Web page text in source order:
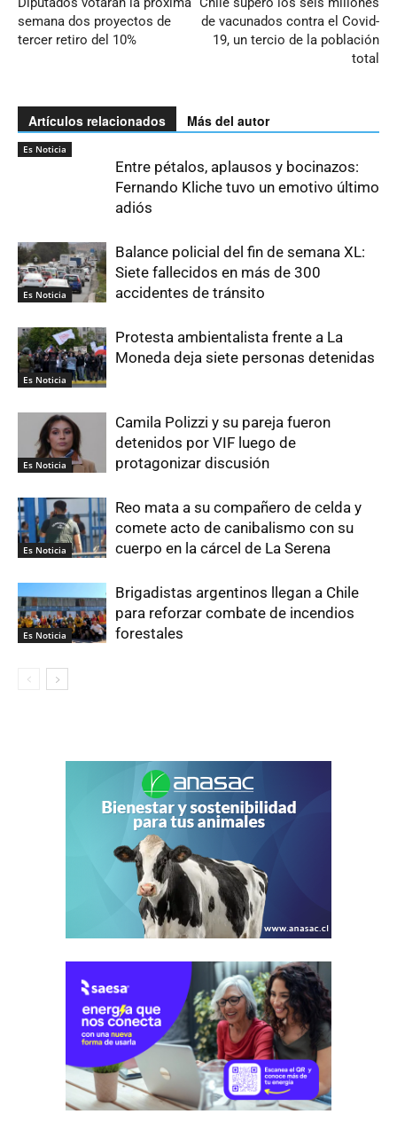
semana dos proyectos de
tercer retiro del 10%
de vacunados contra el Covid-
19, un tercio de la población
total
Artículos relacionados Más del autor
Es Noticia
Entre pétalos, aplausos y bocinazos:
Fernando Kliche tuvo un emotivo último
adiós
Es Noticia
Balance policial del fin de semana XL:
Siete fallecidos en más de 300
accidentes de tránsito
Es Noticia
Protesta ambientalista frente a La
Moneda deja siete personas detenidas
Es Noticia
Camila Polizzi y su pareja fueron
detenidos por VIF luego de
protagonizar discusión
Es Noticia
Reo mata a su compañero de celda y
comete acto de canibalismo con su
cuerpo en la cárcel de La Serena
Es Noticia
Brigadistas argentinos llegan a Chile
para reforzar combate de incendios
forestales